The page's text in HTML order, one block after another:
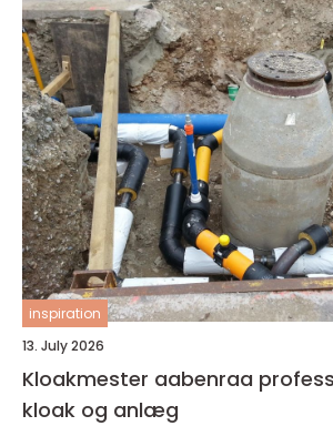
inspiration
13. July 2026
Kloakmester aabenraa professionel hjælp til
kloak og anlæg